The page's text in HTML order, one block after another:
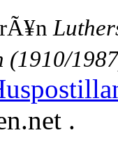
(1910/
.